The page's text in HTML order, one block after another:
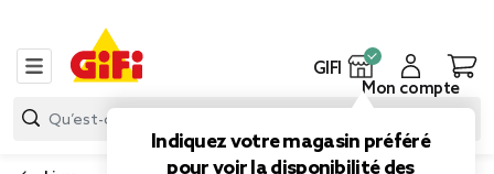
GIFI
Indiquez votre magasin préféré
pour voir la disponibilité des
Mon compte